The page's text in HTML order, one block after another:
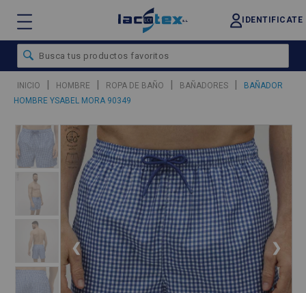
IDENTIFICATE
INICIO | HOMBRE | ROPA DE BAÑO | BAÑADORES |
BAÑADOR
HOMBRE YSABEL MORA 90349
❮ ❯